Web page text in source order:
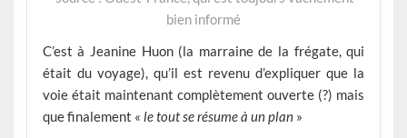
bien informé
C’est à Jeanine Huon (la marraine de la frégate, qui
était du voyage), qu’il est revenu d’expliquer que la
voie était maintenant complètement ouverte (?) mais
que finalement « le tout se résume à un plan»